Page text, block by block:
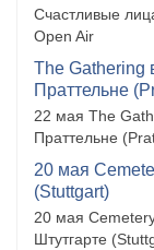
Счастливые
Open Air
The Gathering
Праттельне
22 мая The
Праттельне
20 мая
(Stuttgart)
20 мая
Штутгарте